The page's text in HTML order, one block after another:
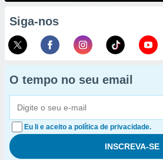
Siga-nos
O tempo no seu email
Eu li e aceito a política de privacidade.